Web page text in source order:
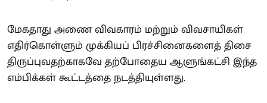
மேகதாது அணை விவகாரம் மற்றும் விவசாயிகள்
எதிர்கொள்ளும் முக்கியப் பிரச்சினைகளைத் திசை
திருப்புவதற்காகவே தற்போதைய ஆளுங்கட்சி இந்த
எம்பிக்கள் கூட்டத்தை நடத்தியுள்ளது.